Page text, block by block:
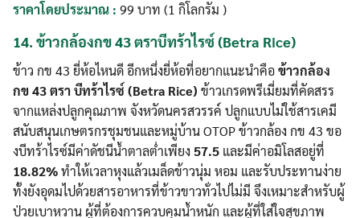
ราคาโดยประมาณ : 99 บาท (1 กิโลกรัม )
14. ข้าวกล้องกข 43 ตราบีทร้าไรซ์ (Betra Rice)
ข้าว กข 43 ยี่ห้อไหนดี อีกหนึ่งยี่ห้อที่อยากแนะนำคือข้าวกล้อง
กข 43 ตรา บีทร้าไรซ์ (Betra Rice) ข้าวเกรดพรีเมี่ยมที่คัดสรร
จากแหล่งปลูกคุณภาพ จังหวัดนครสวรรค์ ปลูกแบบไม่ใช้สารเคมี
สนับสนุนเกษตรกรชุมชนและหมู่บ้าน OTOP ข้าวกล้อง กข 43 ขอ
งบีทร้าไรซ์มีค่าดัชนีน้ำตาลต่ำเพียง 57.5 และมีค่าอมิโลสอยู่ที่
18.82%ทำให้เวลาหุงแล้วเมล็ดข้าวนุ่ม หอม และรับประทานง่าย
ทั้งยังอุดมไปด้วยสารอาหารที่ข้าวขาวทั่วไปไม่มี จึงเหมาะสำหรับผู้
ป่วยเบาหวาน ผู้ที่ต้องการควบคุมน้ำหนัก และผู้ที่ใส่ใจสุขภาพ